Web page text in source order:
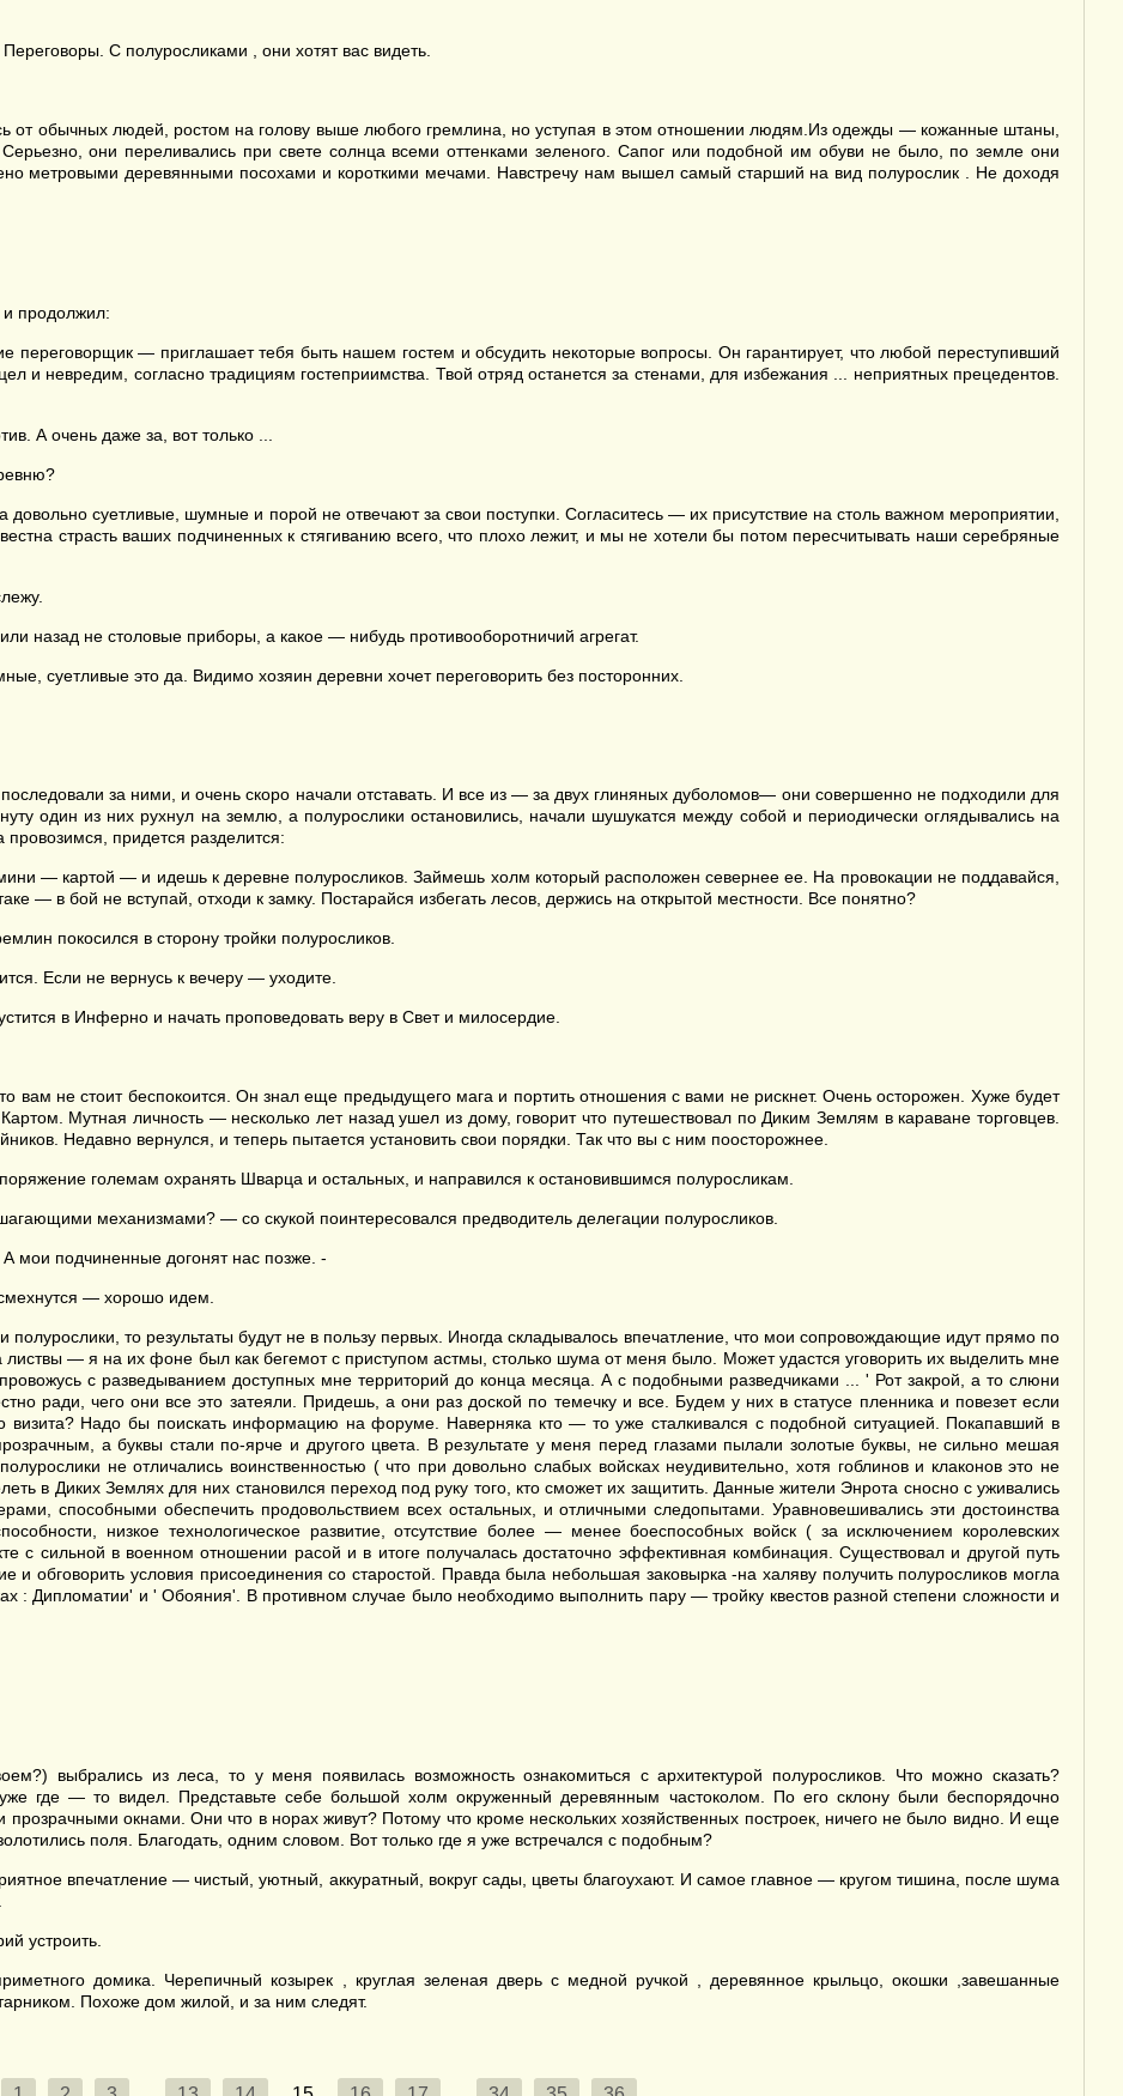
С полуросликами , они хотят вас видеть.
от обычных людей, ростом на голову выше любого гремлина, но уступая в этом отношении людям.Из одежды — кожанные штаны,
они переливались при свете солнца всеми оттенками зеленого. Сапог или подобной им обуви не было, по земле они
метровыми деревянными посохами и короткими мечами. Навстречу нам вышел самый старший на вид полурослик . Не доходя
продолжил:
— приглашает тебя быть нашем гостем и обсудить некоторые вопросы. Он гарантирует, что любой переступивший
и невредим, согласно традициям гостеприимства. Твой отряд останется за стенами, для избежания ... неприятных прецедентов.
А очень даже за, вот только ...
суетливые, шумные и порой не отвечают за свои поступки. Согласитесь — их присутствие на столь важном мероприятии,
страсть ваших подчиненных к стягиванию всего, что плохо лежит, и мы не хотели бы потом пересчитывать наши серебряные
назад не столовые приборы, а какое — нибудь противооборотничий агрегат.
суетливые это да. Видимо хозяин деревни хочет переговорить без посторонних.
за ними, и очень скоро начали отставать. И все из — за двух глиняных дуболомов— они совершенно не подходили для
один из них рухнул на землю, а полурослики остановились, начали шушукатся между собой и периодически оглядывались на
придется разделится:
— картой — и идешь к деревне полуросликов. Займешь холм который расположен севернее ее. На провокации не поддавайся,
— в бой не вступай, отходи к замку. Постарайся избегать лесов, держись на открытой местности. Все понятно?
покосился в сторону тройки полуросликов.
Если не вернусь к вечеру — уходите.
в Инферно и начать проповедовать веру в Свет и милосердие.
вам не стоит беспокоится. Он знал еще предыдущего мага и портить отношения с вами не рискнет. Очень осторожен. Хуже будет
Мутная личность — несколько лет назад ушел из дому, говорит что путешествовал по Диким Землям в караване торговцев.
Недавно вернулся, и теперь пытается установить свои порядки. Так что вы с ним поосторожнее.
големам охранять Шварца и остальных, и направился к остановившимся полуросликам.
механизмами? — со скукой поинтересовался предводитель делегации полуросликов.
мои подчиненные догонят нас позже. -
— хорошо идем.
полурослики, то результаты будут не в пользу первых. Иногда складывалось впечатление, что мои сопровождающие идут прямо по
листвы — я на их фоне был как бегемот с приступом астмы, столько шума от меня было. Может удастся уговорить их выделить мне
с разведыванием доступных мне территорий до конца месяца. А с подобными разведчиками ... ' Рот закрой, а то слюни
ради, чего они все это затеяли. Придешь, а они раз доской по темечку и все. Будем у них в статусе пленника и повезет если
визита? Надо бы поискать информацию на форуме. Наверняка кто — то уже сталкивался с подобной ситуацией. Покапавший в
а буквы стали по-ярче и другого цвета. В результате у меня перед глазами пылали золотые буквы, не сильно мешая
не отличались воинственностью ( что при довольно слабых войсках неудивительно, хотя гоблинов и клаконов это не
в Диких Землях для них становился переход под руку того, кто сможет их защитить. Данные жители Энрота сносно с уживались
способными обеспечить продовольствием всех остальных, и отличными следопытами. Уравновешивались эти достоинства
низкое технологическое развитие, отсутствие более — менее боеспособных войск ( за исключением королевских
с сильной в военном отношении расой и в итоге получалась достаточно эффективная комбинация. Существовал и другой путь
обговорить условия присоединения со старостой. Правда была небольшая заковырка -на халяву получить полуросликов могла
: Дипломатии' и ' Обояния'. В противном случае было необходимо выполнить пару — тройку квестов разной степени сложности и
выбрались из леса, то у меня появилась возможность ознакомиться с архитектурой полуросликов. Что можно сказать?
где — то видел. Представьте себе большой холм окруженный деревянным частоколом. По его склону были беспорядочно
окнами. Они что в норах живут? Потому что кроме нескольких хозяйственных построек, ничего не было видно. И еще
поля. Благодать, одним словом. Вот только где я уже встречался с подобным?
впечатление — чистый, уютный, аккуратный, вокруг сады, цветы благоухают. И самое главное — кругом тишина, после шума
устроить.
домика. Черепичный козырек , круглая зеленая дверь с медной ручкой , деревянное крыльцо, окошки ,завешанные
Похоже дом жилой, и за ним следят.